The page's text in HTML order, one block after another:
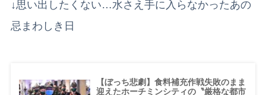
↓思い出したくない…水さえ手に入らなかったあの
忌まわしき日
【ぼっち悲劇】食料補充作戦失敗のまま
迎えたホーチミンシティの〝厳格な都市